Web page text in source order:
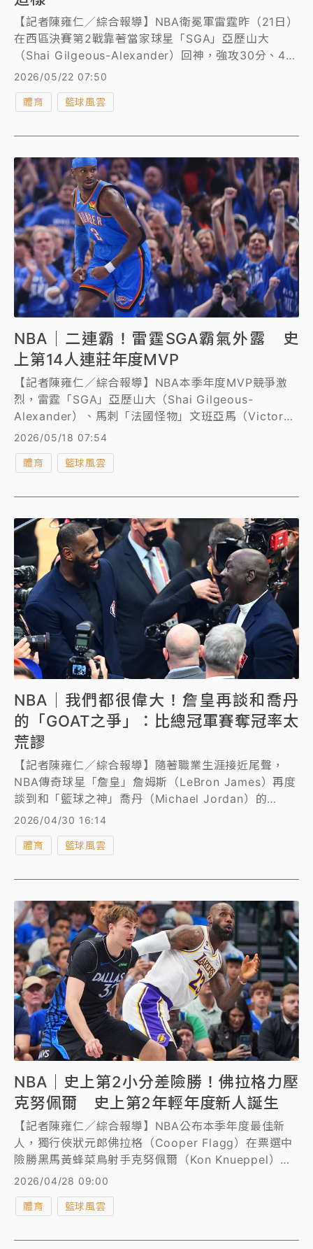
【記者陳雍仁／綜合報導】NBA衛冕軍雷霆昨（21日）
在西區決賽第2戰靠著當家球星「SGA」亞歷山大
（Shai Gilgeous-Alexander）回神，強攻30分、4籃
板、9助攻，以122比113擊敗馬刺，扳成1比1平手，只
板流打法」也讓許多網友看不下去，紛紛留言痛批。
2026/05/22 07:50
體育 籃球風雲
NBA｜二連霸！雷霆SGA霸氣外露 史
上第14人連莊年度MVP
【記者陳雍仁／綜合報導】NBA本季年度MVP競爭激
烈，雷霆「SGA」亞歷山大（Shai Gilgeous-
Alexander）、馬刺「法國怪物」文班亞馬（Victor
Wembanyama）和金塊「小丑」約科奇（Nikola
Jokic）都有超亮眼表現，鹿死誰手備受關注，今（18
日）答案揭曉，亞歷山大成功連莊年度MVP，成為
2026/05/18 07:54
體育 籃球風雲
NBA｜我們都很偉大！詹皇再談和喬丹
的「GOAT之爭」：比總冠軍賽奪冠率太
荒謬
【記者陳雍仁／綜合報導】隨著職業生涯接近尾聲，
NBA傳奇球星「詹皇」詹姆斯（LeBron James）再度
談到和「籃球之神」喬丹（Michael Jordan）的
「GOAT之爭」，詹姆斯直言：「根本沒什麼好比的，
2026/04/30 16:14
體育 籃球風雲
NBA｜史上第2小分差險勝！佛拉格力壓
克努佩爾 史上第2年輕年度新人誕生
【記者陳雍仁／綜合報導】NBA公布本季年度最佳新
人，獨行俠狀元郎佛拉格（Cooper Flagg）在票選中
險勝黑馬黃蜂菜鳥射手克努佩爾（Kon Knueppel），
成為史上第2年輕的年度新人獎得主，僅次於「詹皇」
詹姆斯（LeBron James）。
2026/04/28 09:00
體育 籃球風雲